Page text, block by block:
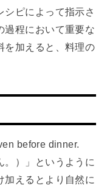
シピによって指示さ
過程において重要な
を加えると、料理の
before dinner.
。）」というように
加えるとより自然に